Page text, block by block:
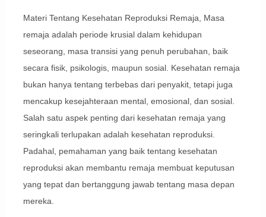
Materi Tentang Kesehatan Reproduksi Remaja, Masa
remaja adalah periode krusial dalam kehidupan
seseorang, masa transisi yang penuh perubahan, baik
secara fisik, psikologis, maupun sosial. Kesehatan remaja
bukan hanya tentang terbebas dari penyakit, tetapi juga
mencakup kesejahteraan mental, emosional, dan sosial.
Salah satu aspek penting dari kesehatan remaja yang
seringkali terlupakan adalah kesehatan reproduksi.
Padahal, pemahaman yang baik tentang kesehatan
reproduksi akan membantu remaja membuat keputusan
yang tepat dan bertanggung jawab tentang masa depan
mereka.